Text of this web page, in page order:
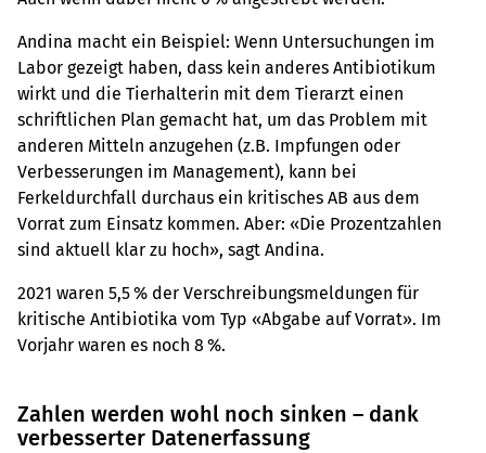
Andina macht ein Beispiel: Wenn Untersuchungen im
Labor gezeigt haben, dass kein anderes Antibiotikum
wirkt und die Tierhalterin mit dem Tierarzt einen
schriftlichen Plan gemacht hat, um das Problem mit
anderen Mitteln anzugehen (z.B. Impfungen oder
Verbesserungen im Management), kann bei
Ferkeldurchfall durchaus ein kritisches AB aus dem
Vorrat zum Einsatz kommen. Aber: «Die Prozentzahlen
sind aktuell klar zu hoch», sagt Andina.
2021 waren 5,5 % der Verschreibungsmeldungen für
kritische Antibiotika vom Typ «Abgabe auf Vorrat». Im
Vorjahr waren es noch 8 %.
Zahlen werden wohl noch sinken – dank
verbesserter Datenerfassung